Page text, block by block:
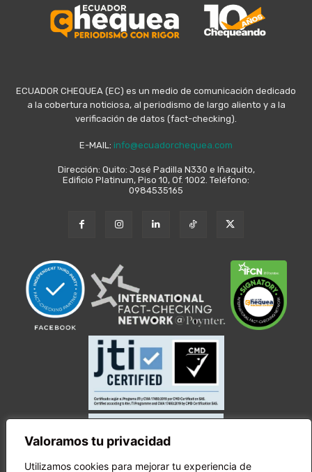
Valoramos tu privacidad
Utilizamos cookies para mejorar tu experiencia de
ECUADOR CHEQUEA (EC) es un medio de comunicación dedicado
a la cobertura noticiosa, al periodismo de largo aliento y a la
verificación de datos (fact-checking).
E-MAIL: info@ecuadorchequea.com
Dirección: Quito: José Padilla N330 e Iñaquito,
Edificio Platinum, Piso 10, Of. 1002. Teléfono:
0984535165